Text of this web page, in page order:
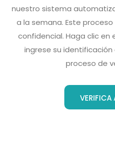
nuestro sistema
a la semana. Este
confidencial. Haga clic en
ingrese su
proceso de
VERIFICA